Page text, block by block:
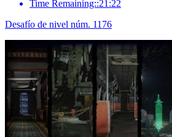
Time Remaining::21:22
Desafío de nivel núm. 1176